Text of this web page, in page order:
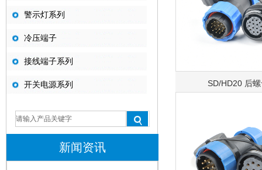
警示灯系列
冷压端子
接线端子系列
开关电源系列
新闻资讯
SD/HD20 后